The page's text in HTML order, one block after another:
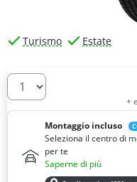
Turismo Estate
Quantità
+
Montaggio incluso
Seleziona il centro di
per te
Saperne di più